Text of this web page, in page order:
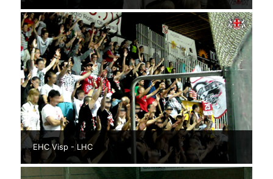
EHC Visp - LHC